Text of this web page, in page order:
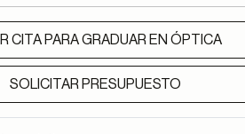
CITA PARA GRADUAR EN ÓPTICA
SOLICITAR PRESUPUESTO